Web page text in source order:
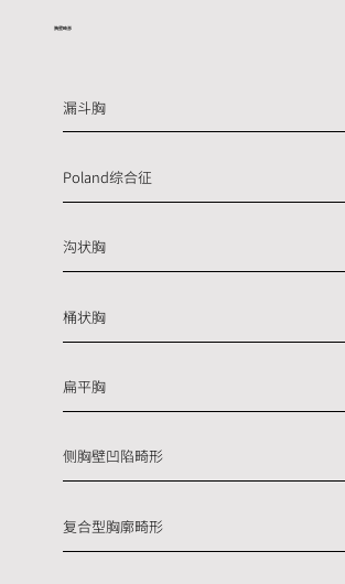
​胸壁畸形
漏斗胸
Poland综合征
沟状胸
桶状胸
扁平胸
侧胸壁凹陷畸形
复合型胸廓畸形